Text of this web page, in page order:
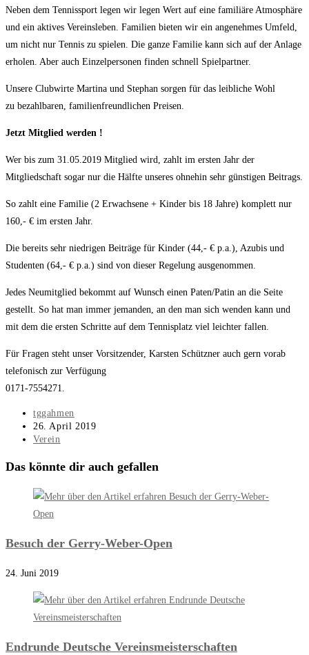
Neben dem Tennissport legen wir legen Wert auf eine familiäre Atmosphäre
und ein aktives Vereinsleben. Familien bieten wir ein angenehmes Umfeld,
um nicht nur Tennis zu spielen. Die ganze Familie kann sich auf der Anlage
erholen. Aber auch Einzelpersonen finden schnell Spielpartner.
Unsere Clubwirte Martina und Stephan sorgen für das leibliche Wohl
zu bezahlbaren, familienfreundlichen Preisen.
Jetzt Mitglied werden !
Wer bis zum 31.05.2019 Mitglied wird, zahlt im ersten Jahr der
Mitgliedschaft sogar nur die Hälfte unseres ohnehin sehr günstigen Beitrags.
So zahlt eine Familie (2 Erwachsene + Kinder bis 18 Jahre) komplett nur
160,- € im ersten Jahr.
Die bereits sehr niedrigen Beiträge für Kinder (44,- € p.a.), Azubis und
Studenten (64,- € p.a.) sind von dieser Regelung ausgenommen.
Jedes Neumitglied bekommt auf Wunsch einen Paten/Patin an die Seite
gestellt. So hat man immer jemanden, an den man sich wenden kann und
mit dem die ersten Schritte auf dem Tennisplatz viel leichter fallen.
Für Fragen steht unser Vorsitzender, Karsten Schützner auch gern vorab
telefonisch zur Verfügung
0171-7554271.
Beitrags-
Autor:
tggahmen
Beitrag
veröffentlicht:
26. April 2019
Beitrags-
Verein
Das könnte dir auch gefallen
Besuch der Gerry-Weber-Open
24. Juni 2019
Endrunde Deutsche Vereinsmeisterschaften